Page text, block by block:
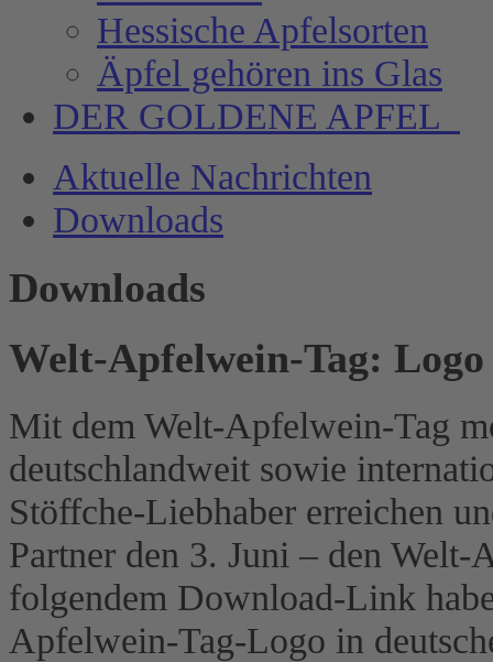
Hessische Apfelsorten
Äpfel gehören ins Glas
DER GOLDENE APFEL
Aktuelle Nachrichten
Downloads
Downloads
Welt-Apfelwein-Tag:
Mit dem Welt-Apfelwein-Tag
deutschlandweit sowie
Stöffche-Liebhaber erreichen
Partner den 3. Juni – den
folgendem Download-Link
Apfelwein-Tag-Logo in